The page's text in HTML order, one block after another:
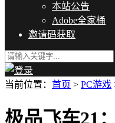
本站公告
Adobe全家桶
邀请码获取
当前位置： 首页 > PC游戏
极品飞车21